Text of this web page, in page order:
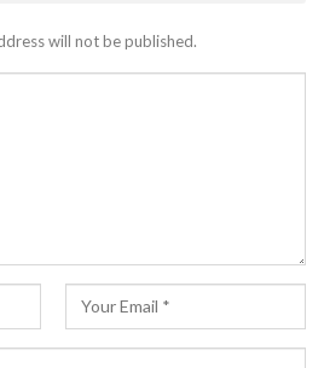
will not be published.